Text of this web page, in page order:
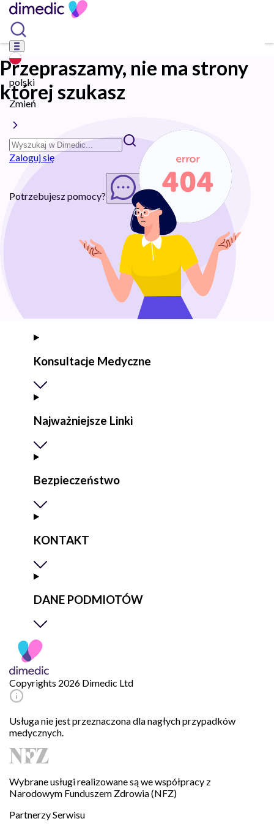
polski
Zmień
Zaloguj się
Potrzebujesz pomocy? Rozpocznij chat
Przepraszamy, nie ma strony
której szukasz
Konsultacje Medyczne
Najważniejsze Linki
Bezpieczeństwo
KONTAKT
DANE PODMIOTÓW
Copyrights 2026 Dimedic Ltd
Usługa nie jest przeznaczona dla nagłych przypadków
medycznych.
Wybrane usługi realizowane są we współpracy z
Narodowym Funduszem Zdrowia (NFZ)
Partnerzy Serwisu